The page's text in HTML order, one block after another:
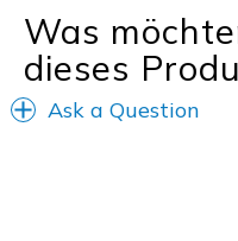
Was
dieses
Ask a Question